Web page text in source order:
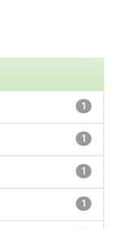
1
1
1
1